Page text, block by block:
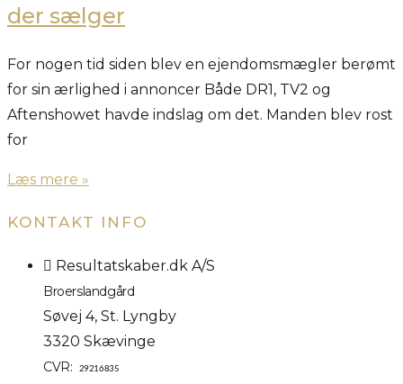
der sælger
For nogen tid siden blev en ejendomsmægler berømt
for sin ærlighed i annoncer Både DR1, TV2 og
Aftenshowet havde indslag om det. Manden blev rost
for
Læs mere »
KONTAKT INFO
Resultatskaber.dk A/S
Broerslandgård
Søvej 4, St. Lyngby
3320 Skævinge
CVR: 29216835